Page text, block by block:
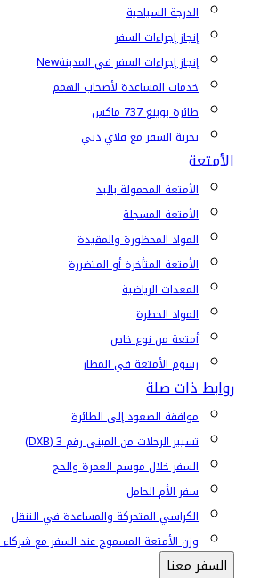
الدرجة السياحية
إنجاز إجراءات السفر
إنجاز إجراءات السفر في المدينةNew
خدمات المساعدة لأصحاب الهمم
طائرة بوينغ 737 ماكس
تجربة السفر مع فلاي دبي
الأمتعة
الأمتعة المحمولة باليد
الأمتعة المسجلة
المواد المحظورة والمقيدة
الأمتعة المتأخرة أو المتضررة
المعدات الرياضية
المواد الخطرة
أمتعة من نوع خاص
رسوم الأمتعة في المطار
روابط ذات صلة
موافقة الصعود إلى الطائرة
تسيير الرحلات من المبنى رقم 3 (DXB)
السفر خلال موسم العمرة والحج
سفر الأم الحامل
الكراسي المتحركة والمساعدة في التنقل
وزن الأمتعة المسموح عند السفر مع
السفر معنا